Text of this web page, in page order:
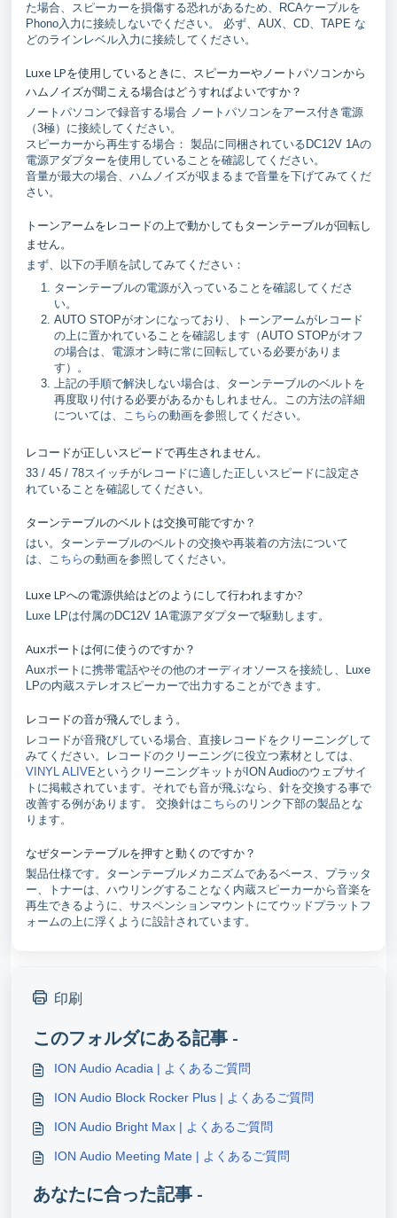
た場合、スピーカーを損傷する恐れがあるため、RCAケーブルを
Phono入力に接続しないでください。 必ず、AUX、CD、TAPE な
どのラインレベル入力に接続してください。
Luxe LPを使用しているときに、スピーカーやノートパソコンから
ハムノイズが聞こえる場合はどうすればよいですか？
ノートパソコンで録音する場合 ノートパソコンをアース付き電源
（3極）に接続してください。
スピーカーから再生する場合： 製品に同梱されているDC12V 1Aの
電源アダプターを使用していることを確認してください。
音量が最大の場合、ハムノイズが収まるまで音量を下げてみてくだ
さい。
トーンアームをレコードの上で動かしてもターンテーブルが回転し
ません。
まず、以下の手順を試してみてください：
ターンテーブルの電源が入っていることを確認してくださ
い。
AUTO STOPがオンになっており、トーンアームがレコード
の上に置かれていることを確認します（AUTO STOPがオフ
の場合は、電源オン時に常に回転している必要がありま
す）。
上記の手順で解決しない場合は、ターンテーブルのベルトを
再度取り付ける必要があるかもしれません。この方法の詳細
については、 こちらの動画を参照してください。
レコードが正しいスピードで再生されません。
33 / 45 / 78スイッチがレコードに適した正しいスピードに設定さ
れていることを確認してください。
ターンテーブルのベルトは交換可能ですか？
はい。ターンテーブルのベルトの交換や再装着の方法について
は、 こちらの動画を参照してください。
Luxe LPへの電源供給はどのようにして行われますか?
Luxe LPは付属のDC12V 1A電源アダプターで駆動します。
Auxポートは何に使うのですか？
Auxポートに携帯電話やその他のオーディオソースを接続し、Luxe
LPの内蔵ステレオスピーカーで出力することができます。
レコードの音が飛んでしまう。
レコードが音飛びしている場合、直接レコードをクリーニングして
みてください。レコードのクリーニングに役立つ素材としては、
VINYL ALIVE というクリーニングキットがION Audioのウェブサイ
トに掲載されています。それでも音が飛ぶなら、針を交換する事で
改善する例があります。 交換針はこちらのリンク下部の製品とな
ります。
なぜターンテーブルを押すと動くのですか？
製品仕様です。ターンテーブルメカニズムであるベース、プラッタ
ー、トナーは、ハウリングすることなく内蔵スピーカーから音楽を
再生できるように、サスペンションマウントにてウッドプラットフ
ォームの上に浮くように設計されています。
印刷
このフォルダにある記事 -
ION Audio Acadia | よくあるご質問
ION Audio Block Rocker Plus | よくあるご質問
ION Audio Bright Max | よくあるご質問
ION Audio Meeting Mate | よくあるご質問
あなたに合った記事 -